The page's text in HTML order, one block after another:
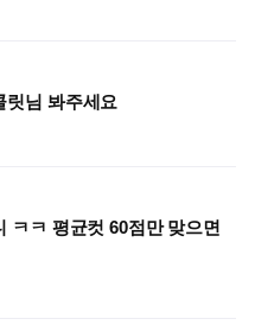
릿님 봐주세요
ㅋㅋ 평균컷 60점만 맞으면